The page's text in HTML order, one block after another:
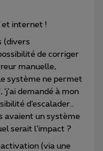
et internet !
(divers
de corriger
manuelle,
système ne permet
demandé à mon
d’escalader..
avaient un système
serait l’impact ?
(via une